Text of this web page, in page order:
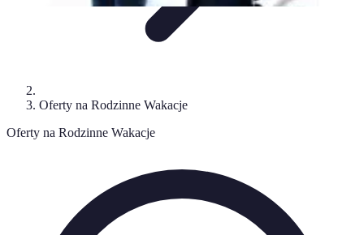
Oferty na Rodzinne Wakacje
Oferty na Rodzinne Wakacje